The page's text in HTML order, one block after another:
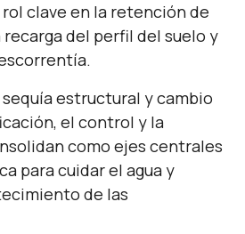
clave en la retención de
del perfil del suelo y
estructural y cambio
el control y la
como ejes centrales
para cuidar el agua y
de las